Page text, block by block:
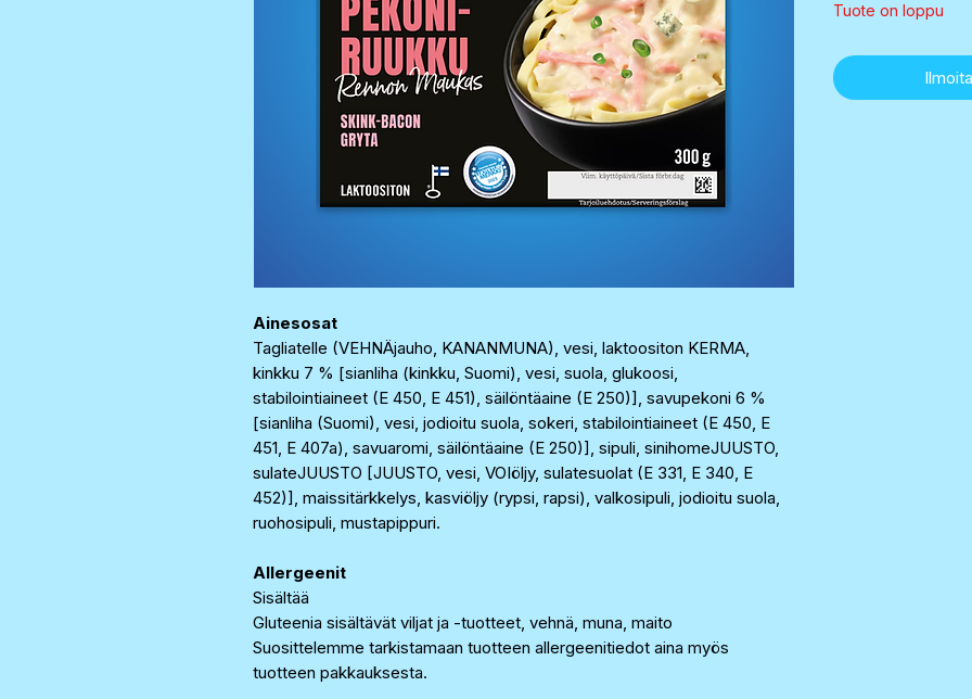
Ainesosat
Tagliatelle (VEHNÄjauho, KANANMUNA), vesi, laktoositon KERMA,
kinkku 7 % [sianliha (kinkku, Suomi), vesi, suola, glukoosi,
stabilointiaineet (E 450, E 451), säilöntäaine (E 250)], savupekoni 6 %
[sianliha (Suomi), vesi, jodioitu suola, sokeri, stabilointiaineet (E 450, E
451, E 407a), savuaromi, säilöntäaine (E 250)], sipuli, sinihomeJUUSTO,
sulateJUUSTO [JUUSTO, vesi, VOIöljy, sulatesuolat (E 331, E 340, E
452)], maissitärkkelys, kasviöljy (rypsi, rapsi), valkosipuli, jodioitu suola,
ruohosipuli, mustapippuri.
Allergeenit
Sisältää
Gluteenia sisältävät viljat ja -tuotteet, vehnä, muna, maito
Suosittelemme tarkistamaan tuotteen allergeenitiedot aina myös
tuotteen pakkauksesta.
Tuote on loppu